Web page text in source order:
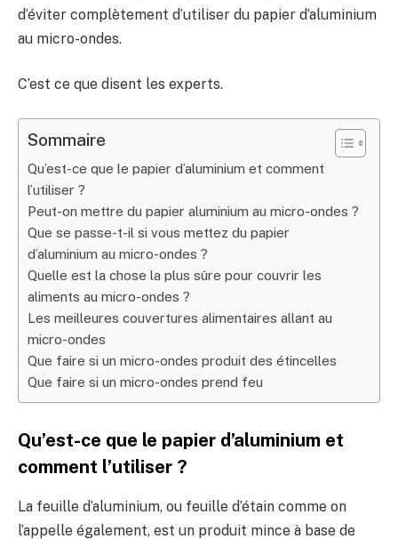
d’éviter complètement d’utiliser du papier d’aluminium
au micro-ondes.
C’est ce que disent les experts.
Sommaire
Qu’est-ce que le papier d’aluminium et comment
l’utiliser ?
Peut-on mettre du papier aluminium au micro-ondes ?
Que se passe-t-il si vous mettez du papier
d’aluminium au micro-ondes ?
Quelle est la chose la plus sûre pour couvrir les
aliments au micro-ondes ?
Les meilleures couvertures alimentaires allant au
micro-ondes
Que faire si un micro-ondes produit des étincelles
Que faire si un micro-ondes prend feu
Qu’est-ce que le papier d’aluminium et
comment l’utiliser ?
La feuille d’aluminium, ou feuille d’étain comme on
l’appelle également, est un produit mince à base de